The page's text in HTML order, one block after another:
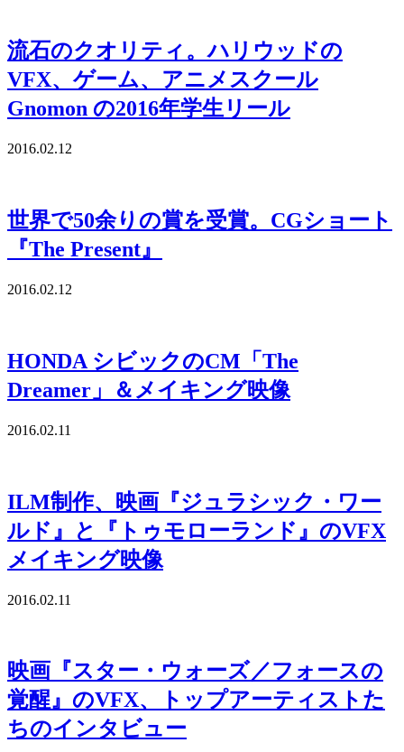
流石のクオリティ。ハリウッドの
VFX、ゲーム、アニメスクール
Gnomon の2016年学生リール
2016.02.12
世界で50余りの賞を受賞。CGショート
『The Present』
2016.02.12
HONDA シビックのCM「The
Dreamer」＆メイキング映像
2016.02.11
ILM制作、映画『ジュラシック・ワー
ルド』と『トゥモローランド』のVFX
メイキング映像
2016.02.11
映画『スター・ウォーズ／フォースの
覚醒』のVFX、トップアーティストた
ちのインタビュー